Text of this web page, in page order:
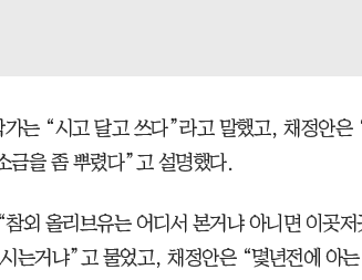
가는 “시고 달고 쓰다”라고 말했고, 채정안은
금을 좀 뿌렸다”고 설명했다.
외 올리브유는 어디서 본거냐 아니면 이곳
는거냐”고 물었고, 채정안은 “몇년전에 아는